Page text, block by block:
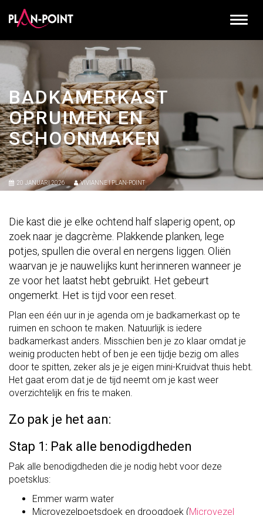
BADKAMERKAST
OPRUIMEN EN
SCHOONMAKEN
20 JANUARI 2026 VIVIANNE I PLAN-POINT
Die kast die je elke ochtend half slaperig opent, op
zoek naar je dagcrème. Plakkende planken, lege
potjes, spullen die overal en nergens liggen. Oliën
waarvan je je nauwelijks kunt herinneren wanneer je
ze voor het laatst hebt gebruikt. Het gebeurt
ongemerkt. Het is tijd voor een reset.
Plan een één uur in je agenda om je badkamerkast op te
ruimen en schoon te maken. Natuurlijk is iedere
badkamerkast anders. Misschien ben je zo klaar omdat je
weinig producten hebt of ben je een tijdje bezig om alles
door te spitten, zeker als je je eigen mini-Kruidvat thuis hebt.
Het gaat erom dat je de tijd neemt om je kast weer
overzichtelijk en fris te maken.
Zo pak je het aan:
Stap 1: Pak alle benodigdheden
Pak alle benodigdheden die je nodig hebt voor deze
poetsklus:
Emmer warm water
Microvezelpoetsdoek en droogdoek (Microvezel